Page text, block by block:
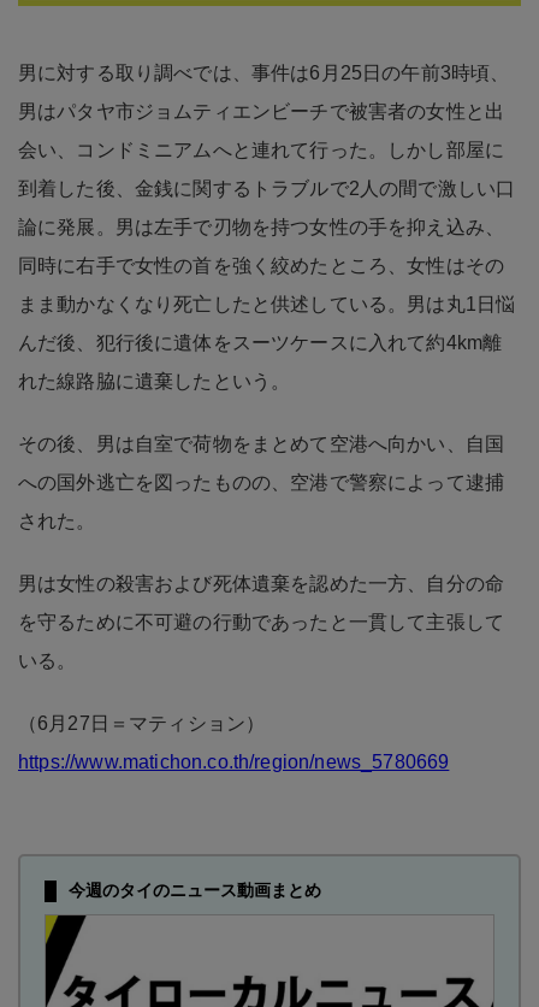
男に対する取り調べでは、事件は6月25日の午前3時頃、
男はパタヤ市ジョムティエンビーチで被害者の女性と出
会い、コンドミニアムへと連れて行った。しかし部屋に
到着した後、金銭に関するトラブルで2人の間で激しい口
論に発展。男は左手で刃物を持つ女性の手を抑え込み、
同時に右手で女性の首を強く絞めたところ、女性はその
まま動かなくなり死亡したと供述している。男は丸1日悩
んだ後、犯行後に遺体をスーツケースに入れて約4km離
れた線路脇に遺棄したという。
その後、男は自室で荷物をまとめて空港へ向かい、自国
への国外逃亡を図ったものの、空港で警察によって逮捕
された。
男は女性の殺害および死体遺棄を認めた一方、自分の命
を守るために不可避の行動であったと一貫して主張して
いる。
（6月27日＝マティション）
https://www.matichon.co.th/region/news_5780669
今週のタイのニュース動画まとめ